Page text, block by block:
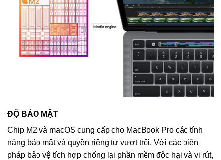
ĐỘ BẢO MẬT
Chip M2 và macOS cung cấp cho MacBook Pro các tính
năng bảo mật và quyền riêng tư vượt trội. Với các biện
pháp bảo vệ tích hợp chống lại phần mềm độc hại và vi rút,